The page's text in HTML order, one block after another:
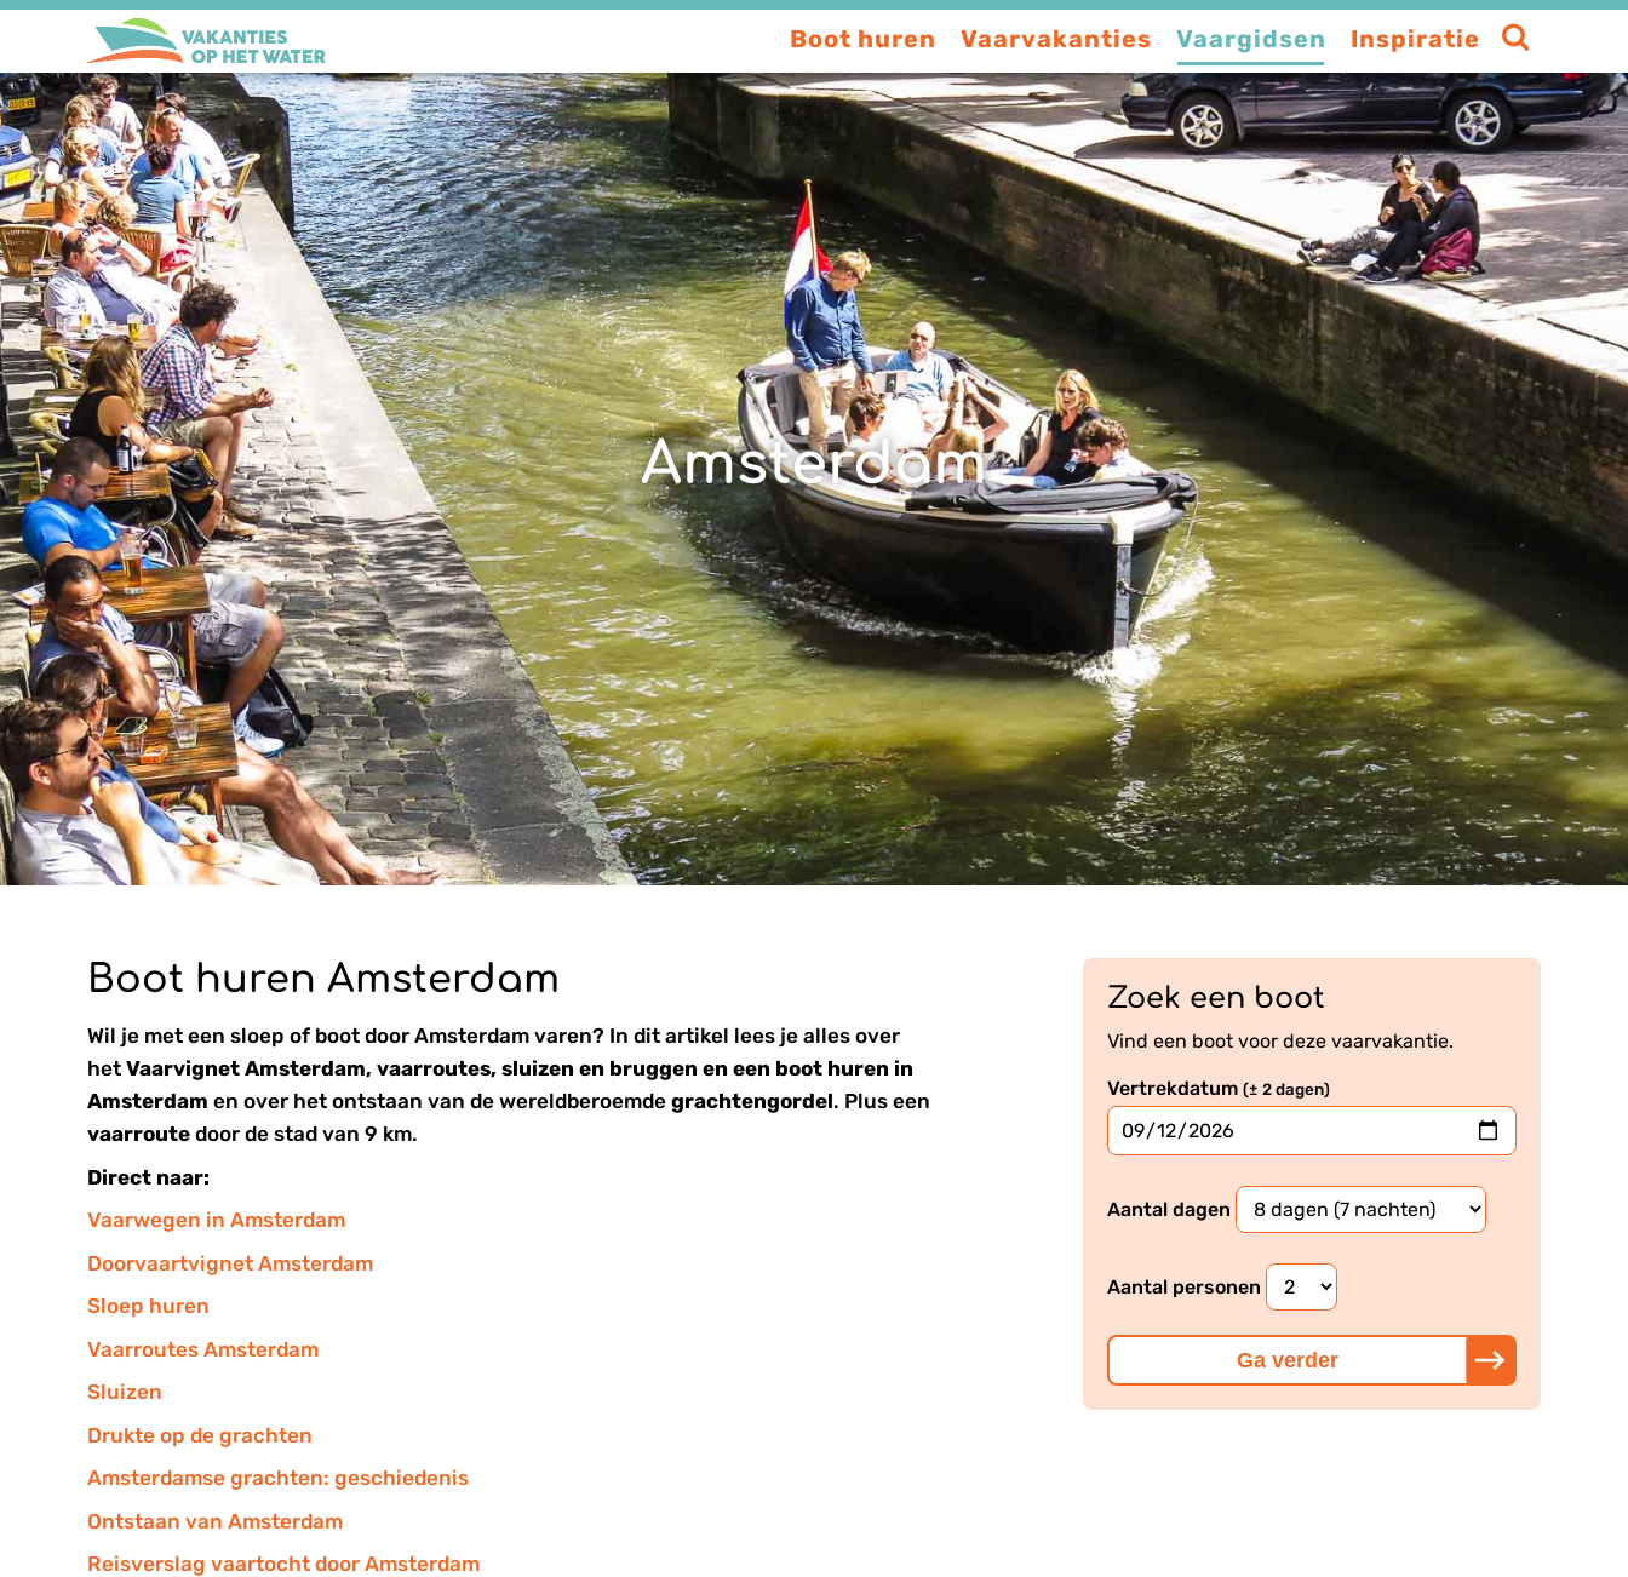
Boot huren Vaarvakanties Vaargidsen Inspiratie
Amsterdam
Boot huren Amsterdam
Wil je met een sloep of boot door Amsterdam varen? In dit artikel lees je alles over
het Vaarvignet Amsterdam, vaarroutes, sluizen en bruggen en een boot huren in
Amsterdam en over het ontstaan van de wereldberoemde grachtengordel. Plus een
vaarroute door de stad van 9 km.
Direct naar:
Vaarwegen in Amsterdam
Doorvaartvignet Amsterdam
Sloep huren
Vaarroutes Amsterdam
Sluizen
Drukte op de grachten
Amsterdamse grachten: geschiedenis
Ontstaan van Amsterdam
Reisverslag vaartocht door Amsterdam
Zoek een boot
Vind een boot voor deze vaarvakantie.
Vertrekdatum (± 2 dagen)
Aantal dagen
Aantal personen
Ga verder